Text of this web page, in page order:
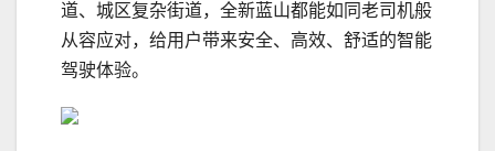
道、城区复杂街道，全新蓝山都能如同老司机般
从容应对，给用户带来安全、高效、舒适的智能
驾驶体验。